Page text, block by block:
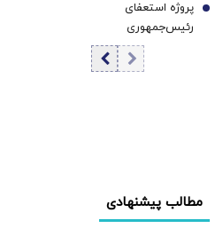
بالستیک/ یمن
هشدار داد
پروژه استعفای
رئیس‌جمهوری
دوباره روی میز
تندروها/ آنها می
7
مطالب پیشنهادی